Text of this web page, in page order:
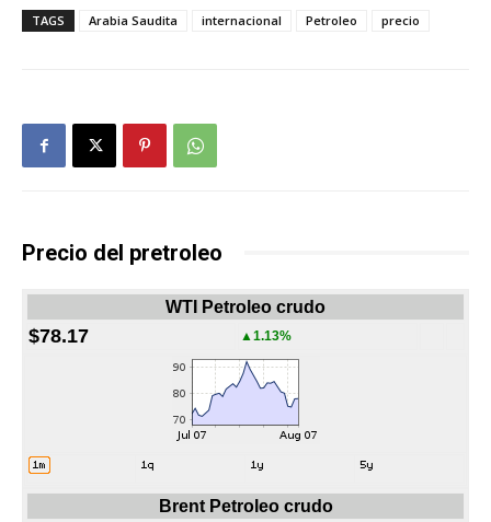
TAGS Arabia Saudita internacional Petroleo precio
Precio del pretroleo
WTI Petroleo crudo
$78.17 ▲1.13%
Brent Petroleo crudo